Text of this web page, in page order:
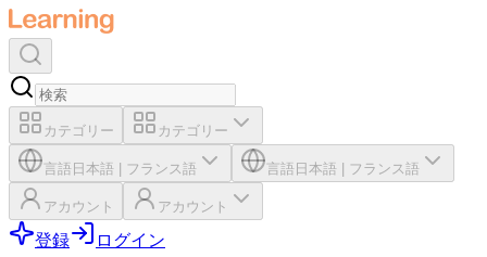
カテゴリー カテゴリー
言語 日本語 フランス語 言語 日本語 フランス語
アカウント アカウント
登録 ログイン